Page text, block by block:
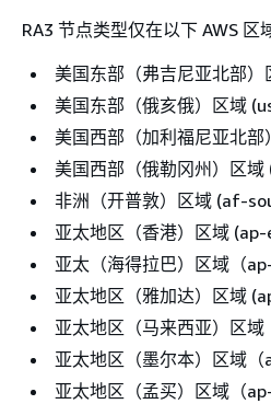
RA3 节点类型仅在以下 AWS 区
美国东部（弗吉尼亚北部
美国东部（俄亥俄）区域
美国西部（加利福尼亚北
美国西部（俄勒冈州）区
非洲（开普敦）区域 (af-
亚太地区（香港）区域
亚太（海得拉巴）区域（
亚太地区（雅加达）区域
亚太地区（马来西亚）区
亚太地区（墨尔本）区域
亚太地区（孟买）区域（